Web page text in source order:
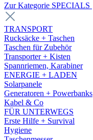
Zur Kategorie SPECIALS
TRANSPORT
Rucksäcke + Taschen
Taschen für Zubehör
Transporter + Kisten
Spannriemen, Karabiner
ENERGIE + LADEN
Solarpanele
Generatoren + Powerbanks
Kabel & Co
FÜR UNTERWEGS
Erste Hilfe + Survival
Hygiene